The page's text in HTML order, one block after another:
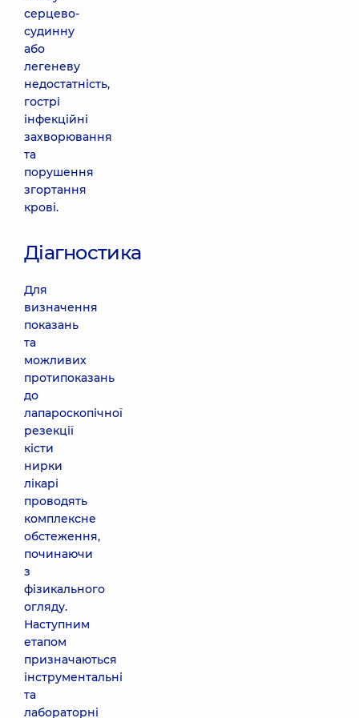
серцево-
судинну
або
легеневу
недостатність,
гострі
інфекційні
захворювання
та
порушення
згортання
крові.
Діагностика
Для
визначення
показань
та
можливих
протипоказань
до
лапароскопічної
резекції
кісти
нирки
лікарі
проводять
комплексне
обстеження,
починаючи
з
фізикального
огляду.
Наступним
етапом
призначаються
інструментальні
та
лабораторні